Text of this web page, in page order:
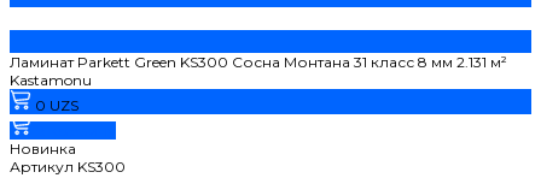
Ламинат Parkett Green KS300 Сосна Монтана 31 класс 8 мм 2.131 м²
Kastamonu
0 UZS
Новинка
Артикул KS300